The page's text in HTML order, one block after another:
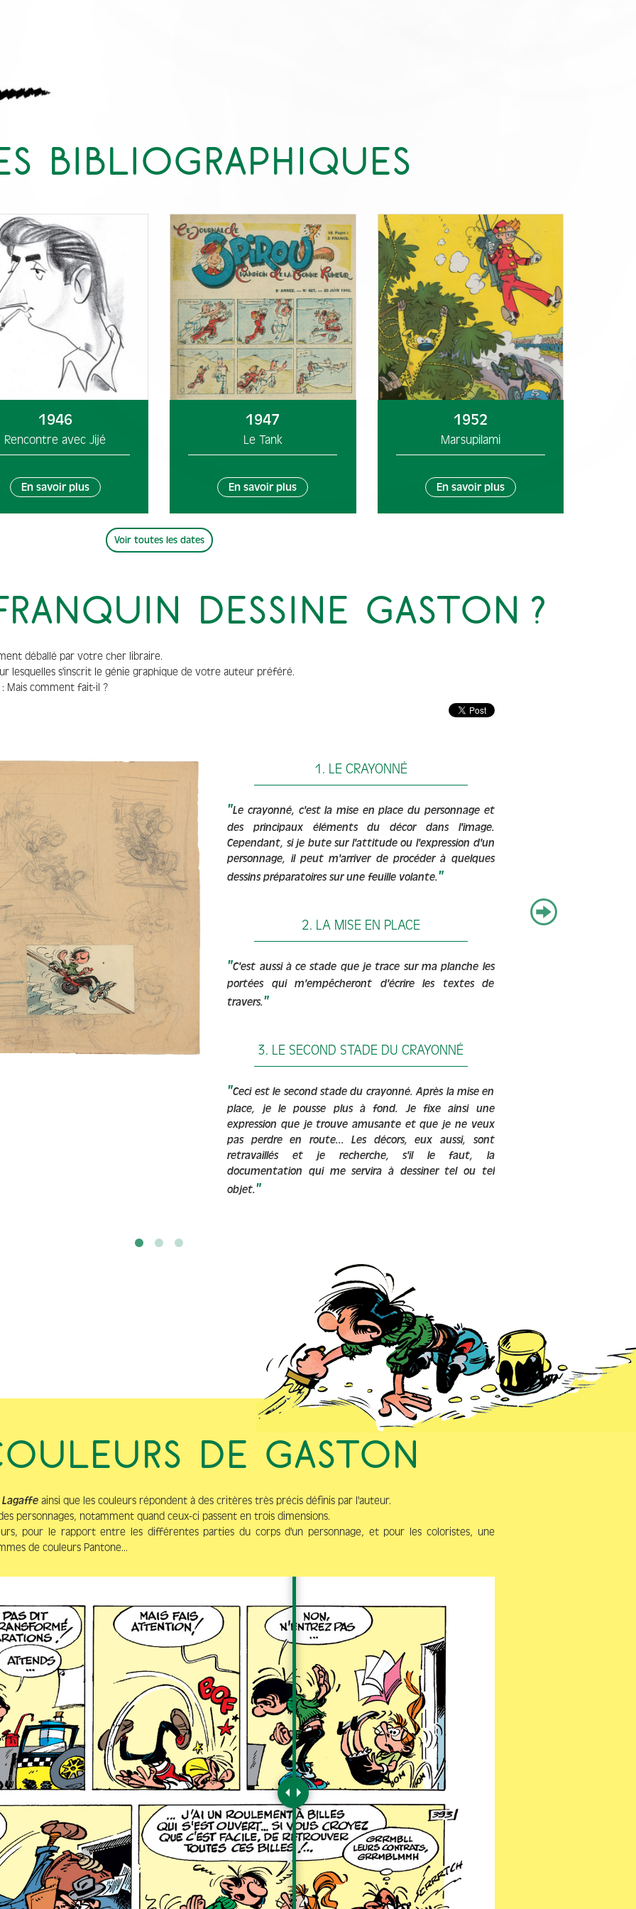
BIBLIOGRAPHIQUES
1946
Rencontre avec Jijé
En savoir plus
1947
Le Tank
En savoir plus
1952
Marsupilami
En savoir plus
Voir toutes les dates
DESSINE GASTON ?
déballé par votre cher libraire.
lesquelles s'inscrit le génie graphique de votre auteur préféré.
Mais comment fait-il ?
1. LE CRAYONNÉ
"Le crayonné, c'est la mise en place du personnage et
des principaux éléments du décor dans l'image.
Cependant, si je bute sur l'attitude ou l'expression d'un
personnage, il peut m'arriver de procéder à quelques
dessins préparatoires sur une feuille volante."
2. LA MISE EN PLACE
"C'est aussi à ce stade que je trace sur ma planche les
portées qui m'empêcheront d'écrire les textes de
travers."
3. LE SECOND STADE DU CRAYONNÉ
"Ceci est le second stade du crayonné. Après la mise en
place, je le pousse plus à fond. Je fixe ainsi une
expression que je trouve amusante et que je ne veux
pas perdre en route... Les décors, eux aussi, sont
retravaillés et je recherche, s'il le faut, la
documentation qui me servira à dessiner tel ou tel
objet."
DE GASTON
ainsi que les couleurs répondent à des critères très précis définis par l'auteur.
personnages, notamment quand ceux-ci passent en trois dimensions.
pour le rapport entre les différentes parties du corps d'un personnage, et pour les coloristes, une
de couleurs Pantone...